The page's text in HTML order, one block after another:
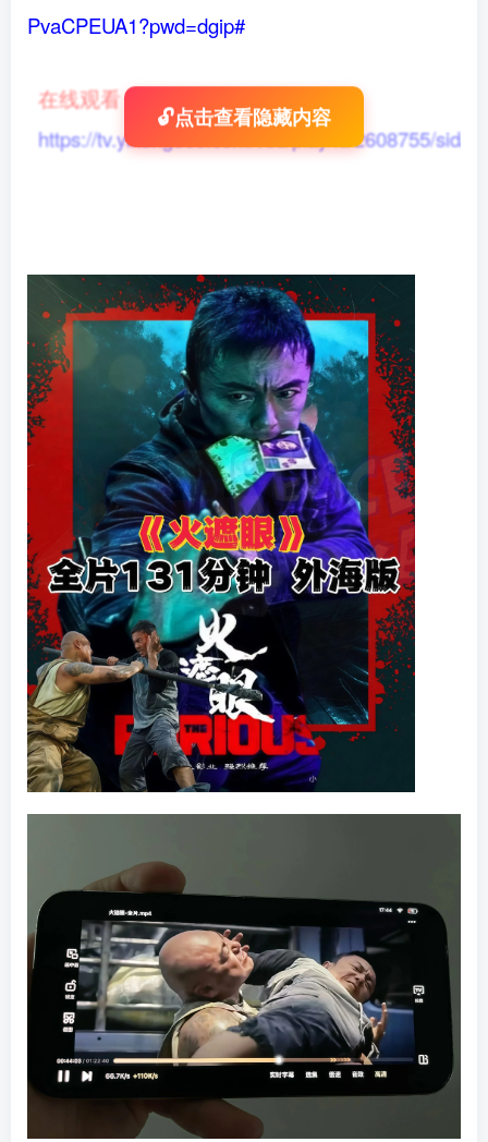
PvaCPEUA1?pwd=dgip#
在线观看：
https://tv.yikong666.com/vod/play/id/2608755/sid/
🔓点击查看隐藏内容